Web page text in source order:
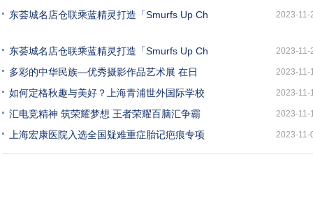
东荟城名店仓联乘蓝精灵打造「Smurfs Up Ch 2023-11-
东荟城名店仓联乘蓝精灵打造「Smurfs Up Ch 2023-11-
多彩的中华民族—优秀摄影作品艺术展 在日 2023-11-
如何定格秋趣与美好？上海青浦世外国际学校 2023-11-
汇电竞精神 筑荣耀梦想 王者荣耀百脑汇争霸 2023-11-
上海宏康医院入选全国疑难重症胎记疤痕专项 2023-11-